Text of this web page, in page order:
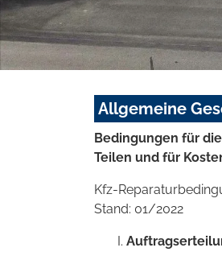
Allgemeine
Bedingungen für
Teilen und für
Kfz-
Stand: 01/2022